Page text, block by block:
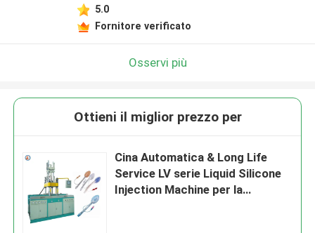
5.0
Fornitore verificato
Osservi più
Ottieni il miglior prezzo per
Cina Automatica & Long Life
Service LV serie Liquid Silicone
Injection Machine per la